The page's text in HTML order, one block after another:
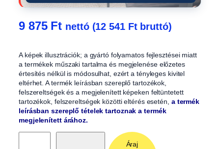
9 875 Ft nettó (12 541 Ftbruttó)
A képek illusztrációk; a gyártó folyamatos fejlesztései miatt
a termékek műszaki tartalma és megjelenése előzetes
értesítés nélkül is módosulhat, ezért a tényleges kivitel
eltérhet. A termék leírásban szereplő tartozékok,
felszereltségek és a megjelenített képeken feltüntetett
tartozékok, felszereltségek közötti eltérés esetén, a termék
leírásban szereplő tételek tartoznak a termék
megjelenített árához.
Áraj